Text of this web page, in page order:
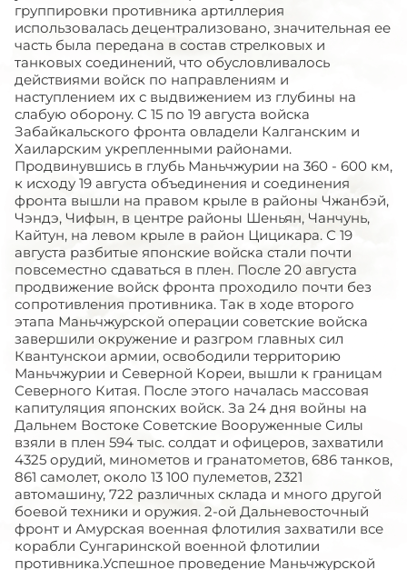
группировки противника артиллерия
использовалась децентрализовано, значительная ее
часть была передана в состав стрелковых и
танковых соединений, что обусловливалось
действиями войск по направлениям и
наступлением их с выдвижением из глубины на
слабую оборону. С 15 по 19 августа войска
Забайкальского фронта овладели Калганским и
Хаиларским укрепленными районами.
Продвинувшись в глубь Маньчжурии на 360 - 600 км,
к исходу 19 августа объединения и соединения
фронта вышли на правом крыле в районы Чжанбэй,
Чэндэ, Чифын, в центре районы Шеньян, Чанчунь,
Кайтун, на левом крыле в район Цицикара. С 19
августа разбитые японские войска стали почти
повсеместно сдаваться в плен. После 20 августа
продвижение войск фронта проходило почти без
сопротивления противника. Так в ходе второго
этапа Маньчжурской операции советские войска
завершили окружение и разгром главных сил
Квантунскои армии, освободили территорию
Маньчжурии и Северной Кореи, вышли к границам
Северного Китая. После этого началась массовая
капитуляция японских войск. За 24 дня войны на
Дальнем Востоке Советские Вооруженные Силы
взяли в плен 594 тыс. солдат и офицеров, захватили
4325 орудий, минометов и гранатометов, 686 танков,
861 самолет, около 13 100 пулеметов, 2321
автомашину, 722 различных склада и много другой
боевой техники и оружия. 2-ой Дальневосточный
фронт и Амурская военная флотилия захватили все
корабли Сунгаринской военной флотилии
противника.Успешное проведение Маньчжурской